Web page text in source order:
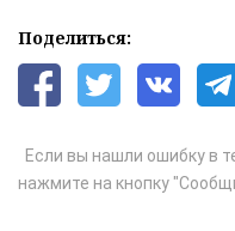
Поделиться:
Если вы нашли ошибку в
нажмите на кнопку